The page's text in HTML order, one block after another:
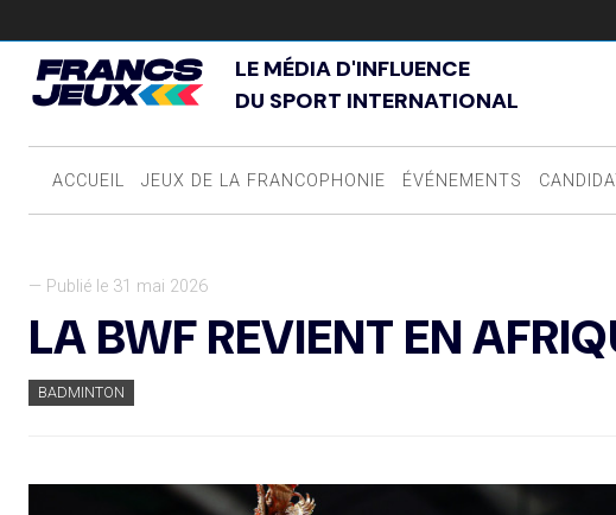
LE MÉDIA D'INFLUENCE
DU SPORT INTERNATIONAL
ACCUEIL JEUX DE LA FRANCOPHONIE ÉVÉNEMENTS
— Publié le 31 mai 2026
LA BWF REVIENT EN
BADMINTON